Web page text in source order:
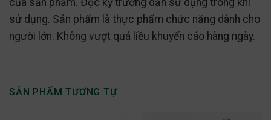
sử dụng. Sản phẩm là thực phẩm chức năng dành cho
người lớn. Không vượt quá liều khuyến cáo hàng ngày.
SẢN PHẨM TƯƠNG TỰ